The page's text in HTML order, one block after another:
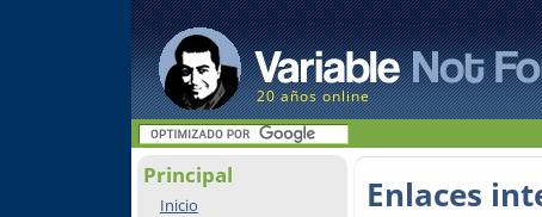
20 años online
Principal
Inicio
Enlaces